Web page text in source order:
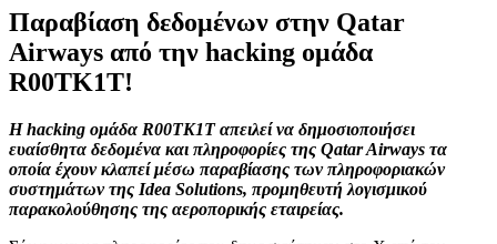
Παραβίαση δεδομένων στην Qatar
Airways από την hacking ομάδα
R00TK1T!
Η hacking ομάδα R00TK1T απειλεί να δημοσιοποιήσει
ευαίσθητα δεδομένα και πληροφορίες της Qatar Airways τα
οποία έχουν κλαπεί μέσω παραβίασης των πληροφοριακών
συστημάτων της Idea Solutions, προμηθευτή λογισμικού
παρακολούθησης της αεροπορικής εταιρείας.